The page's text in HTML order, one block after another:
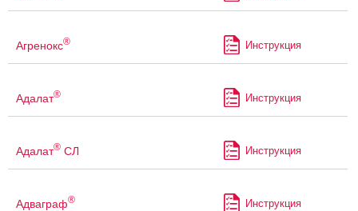
Агренокс® Инструкция
Адалат® Инструкция
Адалат® СЛ Инструкция
Адваграф® Инструкция